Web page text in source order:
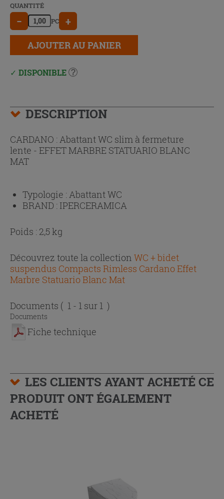
QUANTITÉ
− PC +
AJOUTER AU PANIER
DISPONIBLE
DESCRIPTION
CARDANO : Abattant WC slim à fermeture
lente - EFFET MARBRE STATUARIO BLANC
MAT
Typologie : Abattant WC
BRAND : IPERCERAMICA
Poids : 2,5 kg
Découvrez toute la collection WC + bidet
suspendus Compacts Rimless Cardano Effet
Marbre Statuario Blanc Mat
Documents ( 1 - 1 sur 1 )
Documents
Fiche technique
LES CLIENTS AYANT ACHETÉ CE
PRODUIT ONT ÉGALEMENT
ACHETÉ